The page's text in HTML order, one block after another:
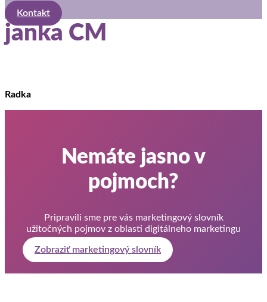
Kontakt
janka CM
Radka
Nemáte jasno v
pojmoch?
Pripravili sme pre vás marketingový slovník
užitočných pojmov z oblasti digitálneho marketingu
Zobraziť marketingový slovník